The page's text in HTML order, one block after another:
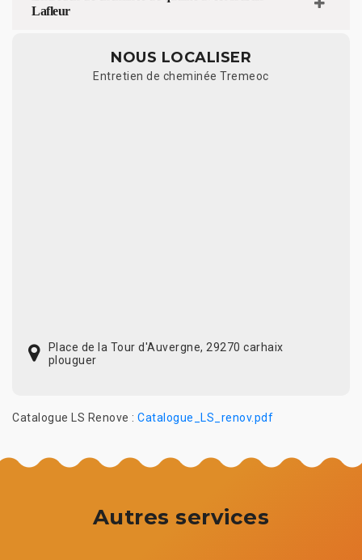
Lafleur
NOUS LOCALISER
Entretien de cheminée Tremeoc
Place de la Tour d'Auvergne, 29270 carhaix
plouguer
Catalogue LS Renove : Catalogue_LS_renov.pdf
Autres services